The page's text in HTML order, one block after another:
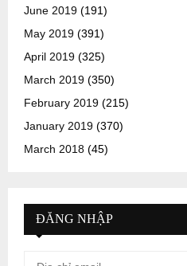
June 2019 (191)
May 2019 (391)
April 2019 (325)
March 2019 (350)
February 2019 (215)
January 2019 (370)
March 2018 (45)
ĐĂNG NHẬP